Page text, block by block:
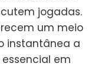
jogadas.
um meio
instantânea a
em